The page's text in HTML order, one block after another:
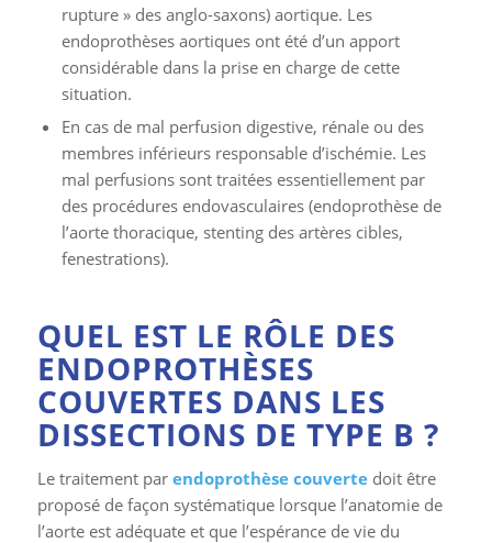
rupture » des anglo-saxons) aortique. Les
endoprothèses aortiques ont été d’un apport
considérable dans la prise en charge de cette
situation.
En cas de mal perfusion digestive, rénale ou des
membres inférieurs responsable d’ischémie. Les
mal perfusions sont traitées essentiellement par
des procédures endovasculaires (endoprothèse de
l’aorte thoracique, stenting des artères cibles,
fenestrations).
QUEL EST LE RÔLE DES
ENDOPROTHÈSES
COUVERTES DANS LES
DISSECTIONS DE TYPE B ?
Le traitement par endoprothèse couvertedoit être
proposé de façon systématique lorsque l’anatomie de
l’aorte est adéquate et que l’espérance de vie du